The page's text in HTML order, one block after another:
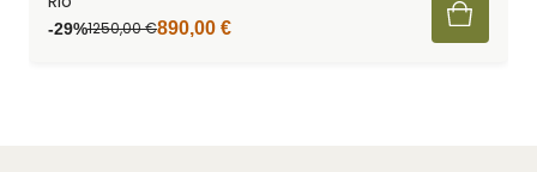
-29%1250,00€890,00 €